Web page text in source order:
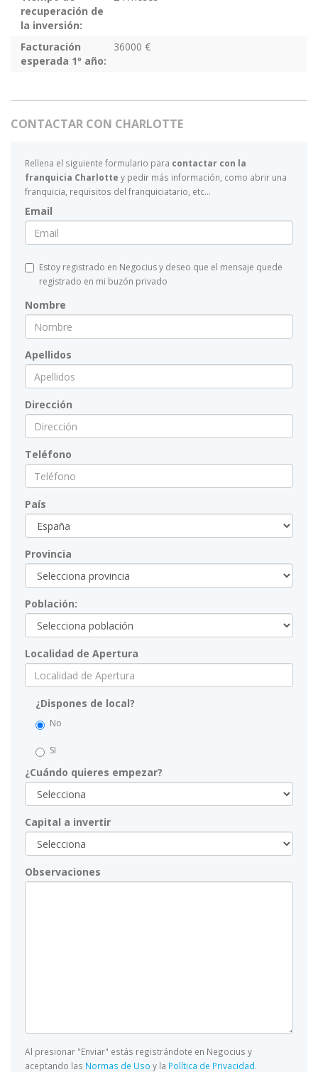
recuperación de
la inversión:
Facturación
esperada 1º año:
36000 €
CONTACTAR CON CHARLOTTE
Rellena el siguiente formulario para contactar con la
franquicia Charlotte y pedir más información, como abrir una
franquicia, requisitos del franquiciatario, etc...
Email
Estoy registrado en Negocius y deseo que el mensaje quede
registrado en mi buzón privado
Nombre
Apellidos
Dirección
Teléfono
País
Provincia
Población:
Localidad de Apertura
¿Dispones de local?
No
SI
¿Cuándo quieres empezar?
Capital a invertir
Observaciones
Al presionar "Enviar" estás registrándote en Negocius y
aceptando las Normas de Uso y la Política de Privacidad.